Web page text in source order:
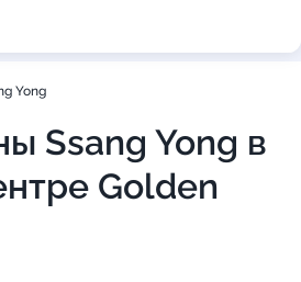
Yong
Ssang Yong в
Golden